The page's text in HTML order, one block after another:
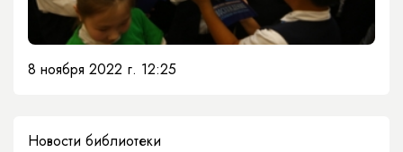
8 ноября 2022 г. 12:25
Новости библиотеки